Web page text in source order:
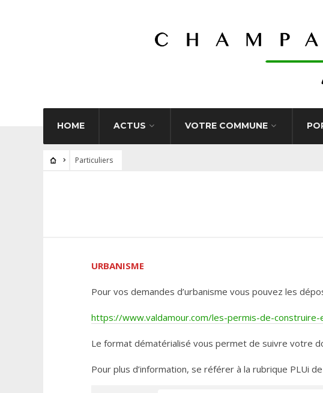
HOME ACTUS VOTRE COMMUNE
Particuliers
URBANISME
Pour vos demandes d’urbanisme vous pouvez les
https://www.valdamour.com/les-permis-de-
Le format dématérialisé vous permet de suivre votre
Pour plus d’information, se référer à la rubrique PLUi